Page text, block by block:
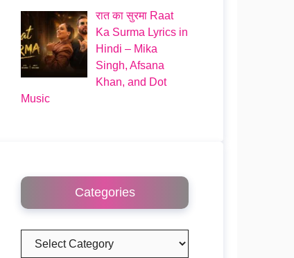
रात का सुरमा Raat
Ka Surma Lyrics in
Hindi – Mika
Singh, Afsana
Khan, and Dot
Music
Categories
Categories